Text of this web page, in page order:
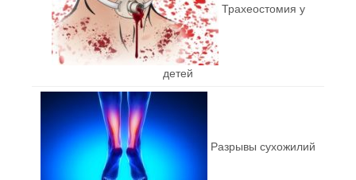
Трахеостомия у
детей
Разрывы сухожилий